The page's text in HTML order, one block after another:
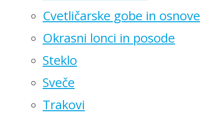
Cvetličarske gobe in osnove
Okrasni lonci in posode
Steklo
Sveče
Trakovi